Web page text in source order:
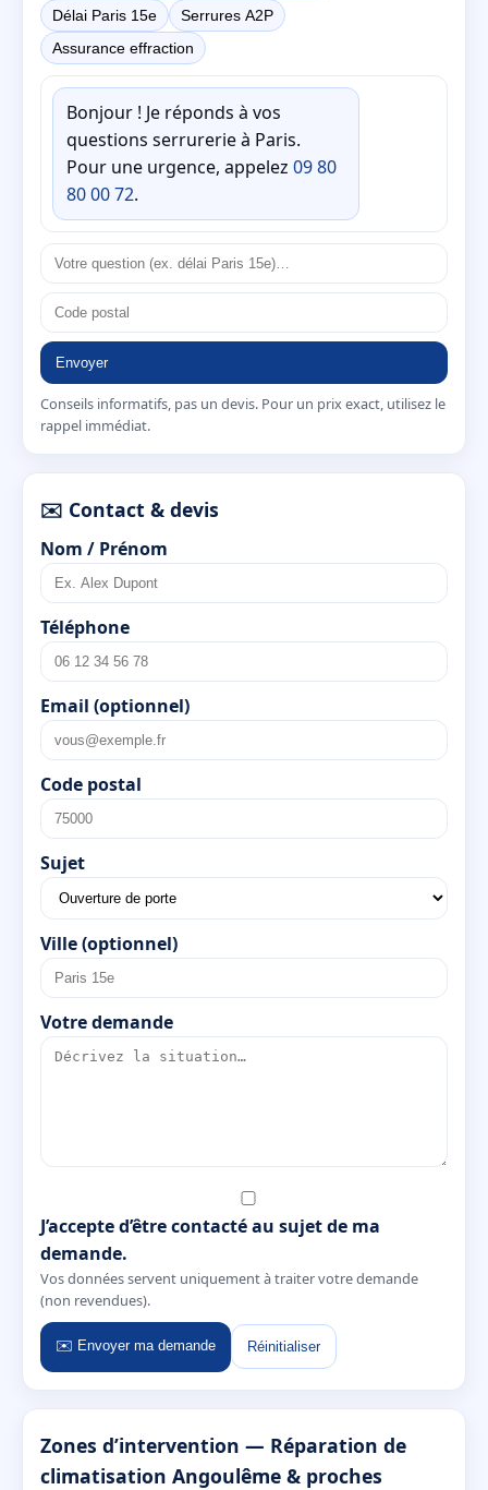
Délai Paris 15e
Serrures A2P
Assurance effraction
Bonjour ! Je réponds à vos
questions serrurerie à Paris.
Pour une urgence, appelez 09 80
80 00 72.
Envoyer
Conseils informatifs, pas un devis. Pour un prix exact, utilisez le
rappel immédiat.
✉️ Contact & devis
Nom / Prénom
Téléphone
Email (optionnel)
Code postal
Sujet
Ville (optionnel)
Votre demande
J’accepte d’être contacté au sujet de ma
demande.
Vos données servent uniquement à traiter votre demande
(non revendues).
✉️ Envoyer ma demande Réinitialiser
Zones d’intervention — Réparation de
climatisation Angoulême & proches